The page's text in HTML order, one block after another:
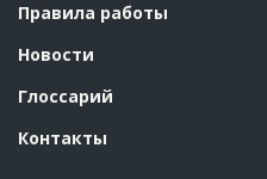
Правила работы
Новости
Глоссарий
Контакты